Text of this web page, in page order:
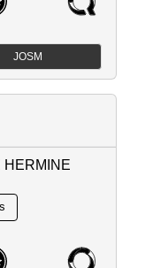
JOSM
HERMINE